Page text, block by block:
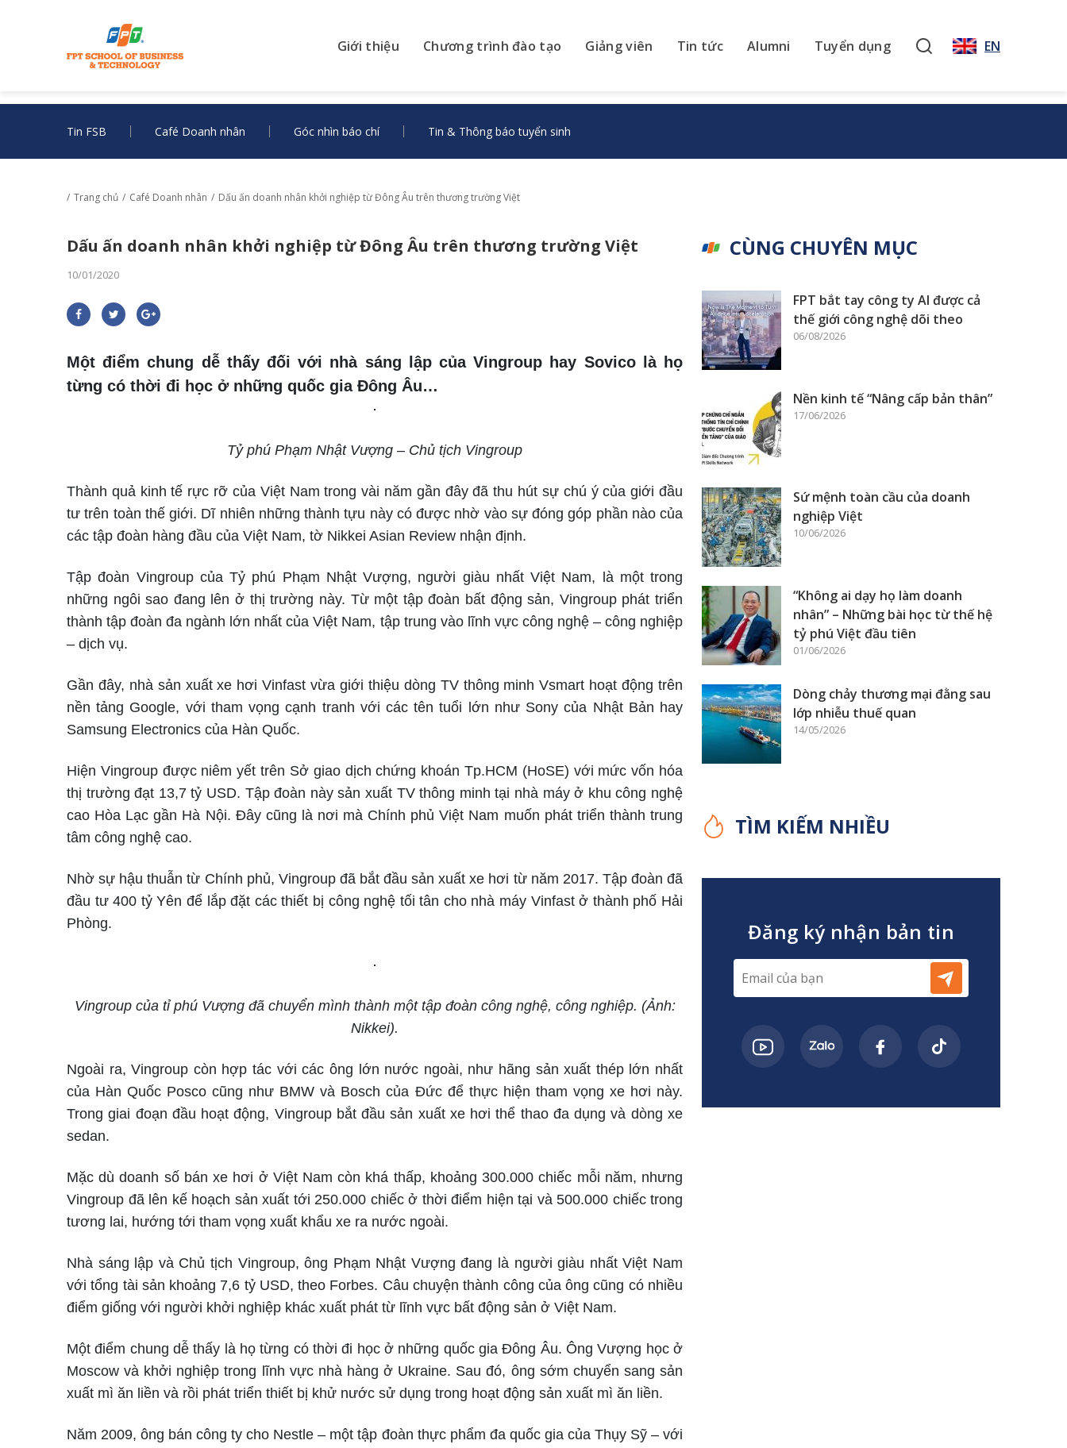
Giới thiệu Chương trình đào tạo Giảng viên Tin tức Alumni Tuyển dụng EN
Tin FSB Café Doanh nhân Góc nhìn báo chí Tin & Thông báo tuyển sinh
Trang chủ Café Doanh nhân Dấu ấn doanh nhân khởi nghiệp từ Đông Âu trên thương trường Việt
Dấu ấn doanh nhân khởi nghiệp từ Đông Âu trên thương trường Việt
10/01/2020
Một điểm chung dễ thấy đối với nhà sáng lập của Vingroup hay Sovico là họ
từng có thời đi học ở những quốc gia Đông Âu…
Tỷ phú Phạm Nhật Vượng – Chủ tịch Vingroup
Thành quả kinh tế rực rỡ của Việt Nam trong vài năm gần đây đã thu hút sự chú ý của giới đầu
tư trên toàn thế giới. Dĩ nhiên những thành tựu này có được nhờ vào sự đóng góp phần nào của
các tập đoàn hàng đầu của Việt Nam, tờ Nikkei Asian Review nhận định.
Tập đoàn Vingroup của Tỷ phú Phạm Nhật Vượng, người giàu nhất Việt Nam, là một trong
những ngôi sao đang lên ở thị trường này. Từ một tập đoàn bất động sản, Vingroup phát triển
thành tập đoàn đa ngành lớn nhất của Việt Nam, tập trung vào lĩnh vực công nghệ – công nghiệp
– dịch vụ.
Gần đây, nhà sản xuất xe hơi Vinfast vừa giới thiệu dòng TV thông minh Vsmart hoạt động trên
nền tảng Google, với tham vọng cạnh tranh với các tên tuổi lớn như Sony của Nhật Bản hay
Samsung Electronics của Hàn Quốc.
Hiện Vingroup được niêm yết trên Sở giao dịch chứng khoán Tp.HCM (HoSE) với mức vốn hóa
thị trường đạt 13,7 tỷ USD. Tập đoàn này sản xuất TV thông minh tại nhà máy ở khu công nghệ
cao Hòa Lạc gần Hà Nội. Đây cũng là nơi mà Chính phủ Việt Nam muốn phát triển thành trung
tâm công nghệ cao.
Nhờ sự hậu thuẫn từ Chính phủ, Vingroup đã bắt đầu sản xuất xe hơi từ năm 2017. Tập đoàn đã
đầu tư 400 tỷ Yên để lắp đặt các thiết bị công nghệ tối tân cho nhà máy Vinfast ở thành phố Hải
Phòng.
Vingroup của tỉ phú Vượng đã chuyển mình thành một tập đoàn công nghệ, công nghiệp. (Ảnh:
Nikkei).
Ngoài ra, Vingroup còn hợp tác với các ông lớn nước ngoài, như hãng sản xuất thép lớn nhất
của Hàn Quốc Posco cũng như BMW và Bosch của Đức để thực hiện tham vọng xe hơi này.
Trong giai đoạn đầu hoạt động, Vingroup bắt đầu sản xuất xe hơi thể thao đa dụng và dòng xe
sedan.
Mặc dù doanh số bán xe hơi ở Việt Nam còn khá thấp, khoảng 300.000 chiếc mỗi năm, nhưng
Vingroup đã lên kế hoạch sản xuất tới 250.000 chiếc ở thời điểm hiện tại và 500.000 chiếc trong
tương lai, hướng tới tham vọng xuất khẩu xe ra nước ngoài.
Nhà sáng lập và Chủ tịch Vingroup, ông Phạm Nhật Vượng đang là người giàu nhất Việt Nam
với tổng tài sản khoảng 7,6 tỷ USD, theo Forbes. Câu chuyện thành công của ông cũng có nhiều
điểm giống với người khởi nghiệp khác xuất phát từ lĩnh vực bất động sản ở Việt Nam.
Một điểm chung dễ thấy là họ từng có thời đi học ở những quốc gia Đông Âu. Ông Vượng học ở
Moscow và khởi nghiệp trong lĩnh vực nhà hàng ở Ukraine. Sau đó, ông sớm chuyển sang sản
xuất mì ăn liền và rồi phát triển thiết bị khử nước sử dụng trong hoạt động sản xuất mì ăn liền.
Năm 2009, ông bán công ty cho Nestle – một tập đoàn thực phẩm đa quốc gia của Thụy Sỹ – với
CÙNG CHUYÊN MỤC
FPT bắt tay công ty AI được cả
thế giới công nghệ dõi theo
06/08/2026
Nền kinh tế “Nâng cấp bản thân”
17/06/2026
Sứ mệnh toàn cầu của doanh
nghiệp Việt
10/06/2026
“Không ai dạy họ làm doanh
nhân” – Những bài học từ thế hệ
tỷ phú Việt đầu tiên
01/06/2026
Dòng chảy thương mại đằng sau
lớp nhiễu thuế quan
14/05/2026
TÌM KIẾM NHIỀU
Đăng ký nhận bản tin